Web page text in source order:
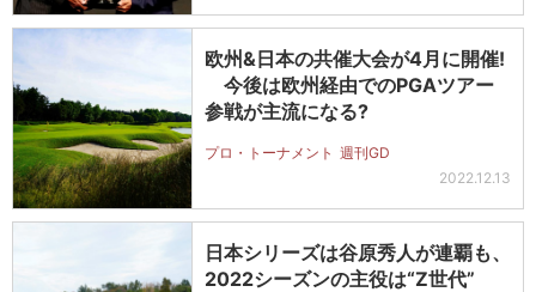
欧州&日本の共催大会が4月に開催!
今後は欧州経由でのPGAツアー
参戦が主流になる?
プロ・トーナメント 週刊GD
2022.12.13
日本シリーズは谷原秀人が連覇も、
2022シーズンの主役は“Z世代”